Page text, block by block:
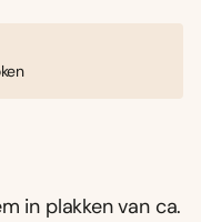
in plakken van ca.